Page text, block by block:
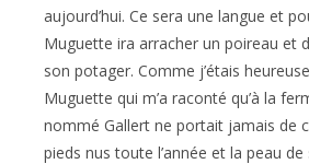
aujourd’hui. Ce sera une langue et
Muguette ira arracher un poireau et
son potager. Comme j’étais
Muguette qui m’a raconté qu’à la
nommé Gallert ne portait jamais de
pieds nus toute l’année et la peau de